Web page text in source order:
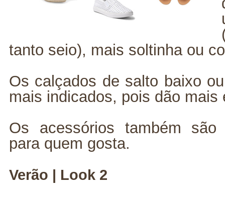
tanto seio), mais soltinha ou
Os calçados de salto baixo
mais indicados, pois dão
Os acessórios também são
para quem gosta.
Verão | Look 2